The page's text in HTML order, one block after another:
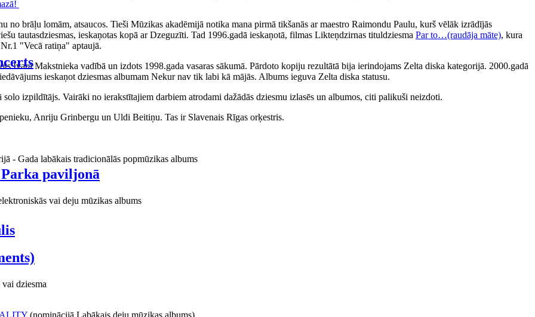
paviljonā
brāļu lomām, atsaucos. Tieši Mūzikas akadēmijā notika mana pirmā tikšanās ar maestro Raimondu Paulu, kurš vēlāk izrādījās
tautasdziesmas, ieskaņotas kopā ar Dzeguzīti. Tad 1996.gadā ieskaņotā, filmas Likteņdzirnas tituldziesma Par to…(raudāja māte), kura
"Vecā ratiņa" aptaujā.
Ivara Makstnieka vadībā un izdots 1998.gada vasaras sākumā. Pārdoto kopiju rezultātā bija ierindojams Zelta diska kategorijā. 2000.gadā
ieskaņot dziesmas albumam Nekur nav tik labi kā mājās. Albums ieguva Zelta diska statusu.
izpildītājs. Vairāki no ierakstītajiem darbiem atrodami dažādās dziesmu izlasēs un albumos, citi palikuši neizdoti.
Anriju Grinbergu un Uldi Beitiņu. Tas ir Slavenais Rīgas orķestris.
- Gada labākais tradicionālās popmūzikas albums
vai deju mūzikas albums
dziesma
(nominācijā Labākais deju mūzikas albums)